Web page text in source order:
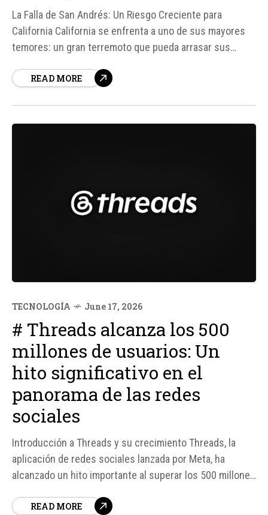
La Falla de San Andrés: Un Riesgo Creciente para
California California se enfrenta a uno de sus mayores
temores: un gran terremoto que pueda arrasar sus
de Hawái en Mānoa ha descubierto que la tensión
READ MORE
TECNOLOGÍA June 17, 2026
# Threads alcanza los 500
millones de usuarios: Un
hito significativo en el
panorama de las redes
sociales
Introducción a Threads y su crecimiento Threads, la
aplicación de redes sociales lanzada por Meta, ha
alcanzado un hito importante al superar los 500 millones
logro es notable, considerando que la aplicación apenas
READ MORE